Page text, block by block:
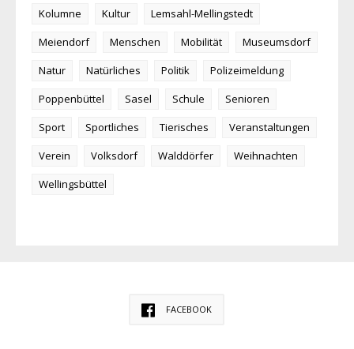
Kolumne
Kultur
Lemsahl-Mellingstedt
Meiendorf
Menschen Mobilität
Museumsdorf
Natur
Natürliches Politik
Polizeimeldung
Poppenbüttel
Sasel Schule
Senioren
Sport
Sportliches Tierisches
Veranstaltungen
Verein
Volksdorf Walddörfer
Weihnachten
Wellingsbüttel
FACEBOOK